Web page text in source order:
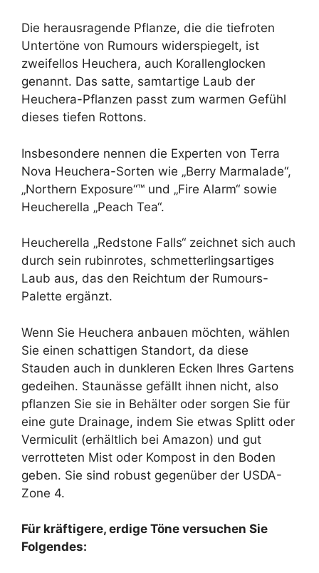
Die herausragende Pflanze, die die tiefroten
Untertöne von Rumours widerspiegelt, ist
zweifellos Heuchera, auch Korallenglocken
genannt. Das satte, samtartige Laub der
Heuchera-Pflanzen passt zum warmen Gefühl
dieses tiefen Rottons.
Insbesondere nennen die Experten von Terra
Nova Heuchera-Sorten wie „Berry Marmalade“,
„Northern Exposure“™ und „Fire Alarm“ sowie
Heucherella „Peach Tea“.
Heucherella „Redstone Falls“ zeichnet sich auch
durch sein rubinrotes, schmetterlingsartiges
Laub aus, das den Reichtum der Rumours-
Palette ergänzt.
Wenn Sie Heuchera anbauen möchten, wählen
Sie einen schattigen Standort, da diese
Stauden auch in dunkleren Ecken Ihres Gartens
gedeihen. Staunässe gefällt ihnen nicht, also
pflanzen Sie sie in Behälter oder sorgen Sie für
eine gute Drainage, indem Sie etwas Splitt oder
Vermiculit (erhältlich bei Amazon) und gut
verrotteten Mist oder Kompost in den Boden
geben. Sie sind robust gegenüber der USDA-
Zone 4.
Für kräftigere, erdige Töne versuchen Sie
Folgendes: